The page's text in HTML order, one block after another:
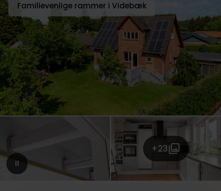
+23
Familievenlige rammer i Videbæk